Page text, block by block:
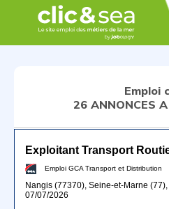
Emploi
26 ANNONCES
Emploi GCA Transport et Distribution
Nangis (77370), Seine-et-Marne
07/07/2026